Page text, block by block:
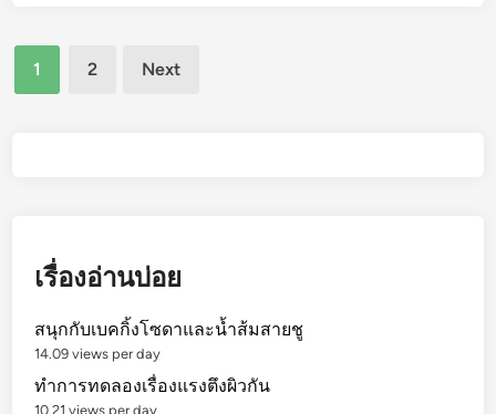
ใ
ง
Posts
pagination
1 2 Next
เรื่องอ่านบ่อย
สนุกกับเบคกิ้งโซดาและน้ำส้มสายชู
14.09 views per day
ทำการทดลองเรื่องแรงตึงผิวกัน
10.21 views per day